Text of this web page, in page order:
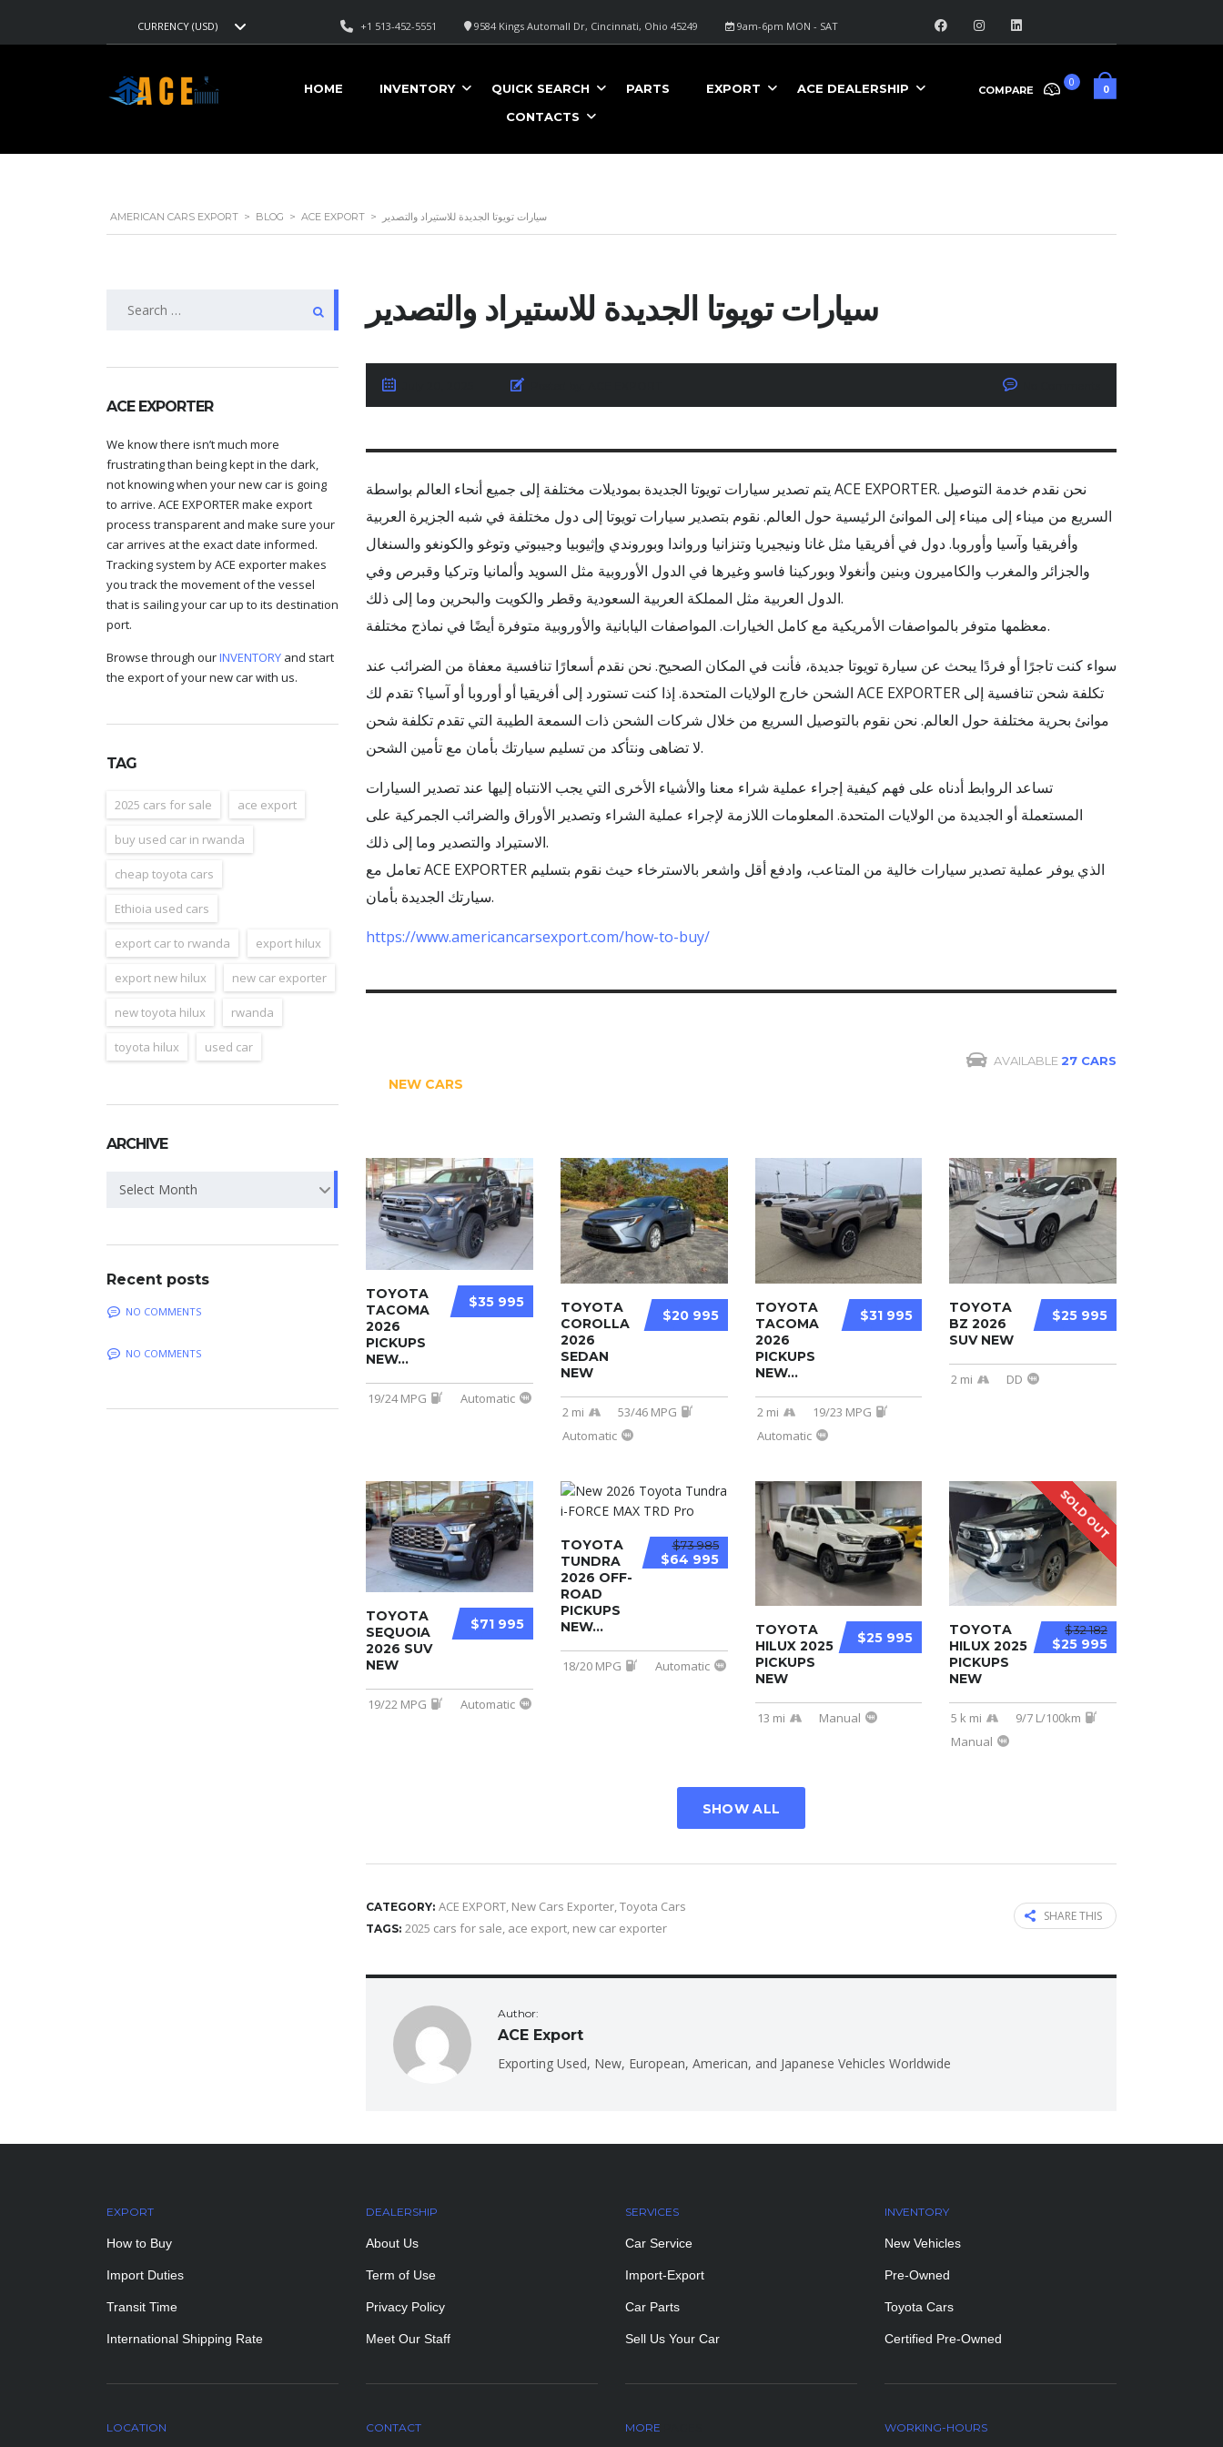
CURRENCY (USD) 9am-6pm MON - SAT
9584 Kings Automall Dr, Cincinnati, Ohio 45249
+1 513-452-5551
0
COMPARE
0
HOME INVENTORY QUICK SEARCH PARTS EXPORT
ACE DEALERSHIP
CONTACTS
AMERICAN CARS EXPORT > BLOG > ACE EXPORT > سيارات تويوتا الجديدة للاستيراد والتصدير
ACE EXPORTER
We know there isn’t much more
frustrating than being kept in the dark,
not knowing when your new car is going
to arrive. ACE EXPORTER make export
process transparent and make sure your
car arrives at the exact date informed.
Tracking system by ACE exporter makes
you track the movement of the vessel
that is sailing your car up to its destination
port.
Browse through ourINVENTORY and start
the export of your new car with us.
TAG
2025 cars for sale ace export
buy used car in rwanda
cheap toyota cars
Ethioia used cars
export car to rwanda export hilux
export new hilux new car exporter
new toyota hilux rwanda
toyota hilux used car
ARCHIVE
Archive
Select Month
Recent posts
NO COMMENTS
NO COMMENTS
سيارات تويوتا الجديدة للاستيراد والتصدير
يتم تصدير سيارات تويوتا الجديدة بموديلات مختلفة إلى جميع أنحاء العالم بواسطة ACE EXPORTER. نحن نقدم خدمة التوصيل
السريع من ميناء إلى ميناء إلى الموانئ الرئيسية حول العالم. نقوم بتصدير سيارات تويوتا إلى دول مختلفة في شبه الجزيرة العربية
وأفريقيا وآسيا وأوروبا. دول في أفريقيا مثل غانا ونيجيريا وتنزانيا ورواندا وبوروندي وإثيوبيا وجيبوتي وتوغو والكونغو والسنغال
والجزائر والمغرب والكاميرون وبنين وأنغولا وبوركينا فاسو وغيرها في الدول الأوروبية مثل السويد وألمانيا وتركيا وقبرص وفي
الدول العربية مثل المملكة العربية السعودية وقطر والكويت والبحرين وما إلى ذلك.
معظمها متوفر بالمواصفات الأمريكية مع كامل الخيارات. المواصفات اليابانية والأوروبية متوفرة أيضًا في نماذج مختلفة.
سواء كنت تاجرًا أو فردًا يبحث عن سيارة تويوتا جديدة، فأنت في المكان الصحيح. نحن نقدم أسعارًا تنافسية معفاة من الضرائب عند
الشحن خارج الولايات المتحدة. إذا كنت تستورد إلى أفريقيا أو أوروبا أو آسيا؟ تقدم لك ACE EXPORTER تكلفة شحن تنافسية إلى
موانئ بحرية مختلفة حول العالم. نحن نقوم بالتوصيل السريع من خلال شركات الشحن ذات السمعة الطيبة التي تقدم تكلفة شحن
لا تضاهى ونتأكد من تسليم سيارتك بأمان مع تأمين الشحن.
تساعد الروابط أدناه على فهم كيفية إجراء عملية شراء معنا والأشياء الأخرى التي يجب الانتباه إليها عند تصدير السيارات
المستعملة أو الجديدة من الولايات المتحدة. المعلومات اللازمة لإجراء عملية الشراء وتصدير الأوراق والضرائب الجمركية على
الاستيراد والتصدير وما إلى ذلك.
تعامل مع ACE EXPORTER الذي يوفر عملية تصدير سيارات خالية من المتاعب، وادفع أقل واشعر بالاسترخاء حيث نقوم بتسليم
سيارتك الجديدة بأمان.
https://www.americancarsexport.com/how-to-buy/
AVAILABLE 27 CARS
NEW CARS
$35 995
TOYOTA
TACOMA
2026
PICKUPS
NEW...
19/24 MPG Automatic
$20 995
TOYOTA
COROLLA
2026
SEDAN
NEW
2 mi
53/46 MPG
Automatic
$31 995
TOYOTA
TACOMA
2026
PICKUPS
NEW...
2 mi
19/23 MPG
Automatic
$25 995
TOYOTA
BZ 2026
SUV NEW
2 mi DD
$71 995
TOYOTA
SEQUOIA
2026 SUV
NEW
19/22 MPG Automatic
$73 985
$64 995
TOYOTA
TUNDRA
2026 OFF-
ROAD
PICKUPS
NEW...
18/20 MPG Automatic
$25 995
TOYOTA
HILUX 2025
PICKUPS
NEW
13 mi Manual
SOLD OUT
$32 182
$25 995
TOYOTA
HILUX 2025
PICKUPS
NEW
5 k mi
9/7 L/100km
Manual
SHOW ALL
CATEGORY: ACE EXPORT, New Cars Exporter,Toyota Cars
TAGS: 2025 cars for sale, ace export, new car exporter
SHARE THIS
Author:
ACE Export
Exporting Used, New, European, American, and Japanese Vehicles Worldwide
EXPORT
How to Buy
Import Duties
Transit Time
International Shipping Rate
DEALERSHIP
About Us
Term of Use
Privacy Policy
Meet Our Staff
SERVICES
Car Service
Import-Export
Car Parts
Sell Us Your Car
INVENTORY
New Vehicles
Pre-Owned
Toyota Cars
Certified Pre-Owned
LOCATION CONTACT MORE WORKING-HOURS